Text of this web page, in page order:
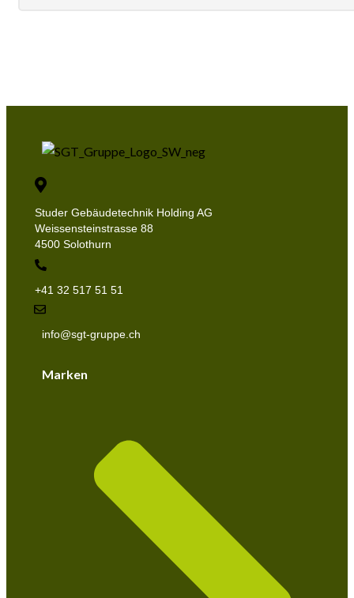
Studer Gebäudetechnik Holding AG
Weissensteinstrasse 88
4500 Solothurn
+41 32 517 51 51
info@sgt-gruppe.ch
Marken